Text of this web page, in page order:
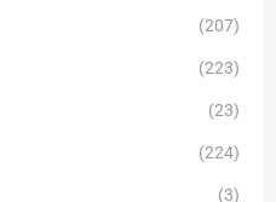
(207)
(223)
(23)
(224)
(3)